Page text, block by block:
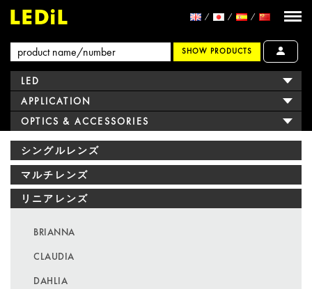
SHOW PRODUCTS
LED
APPLICATION
OPTICS & ACCESSORIES
シングルレンズ
マルチレンズ
リニアレンズ
BRIANNA
CLAUDIA
DAHLIA